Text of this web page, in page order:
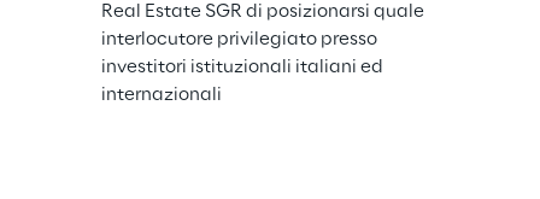
Real Estate SGR di posizionarsi quale
interlocutore privilegiato presso
investitori istituzionali italiani ed
internazionali